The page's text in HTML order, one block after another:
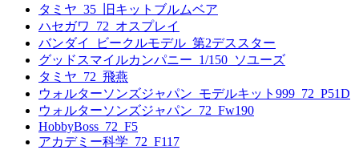
タミヤ_35_旧キットブルムベア
ハセガワ_72_オスプレイ
バンダイ_ビークルモデル_第2デススター
グッドスマイルカンパニー_1/150_ソユーズ
タミヤ_72_飛燕
ウォルターソンズジャパン_モデルキット999_72_P51D
ウォルターソンズジャパン_72_Fw190
HobbyBoss_72_F5
アカデミー科学_72_F117